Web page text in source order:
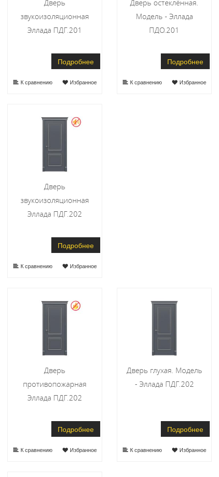
Дверь
звукоизоляционная
Эллада ПДГ.201
Подробнее
К сравнению Избранное
Дверь остеклённая.
Модель - Эллада
ПДО.201
Подробнее
К сравнению Избранное
Дверь
звукоизоляционная
Эллада ПДГ.202
Подробнее
К сравнению Избранное
Дверь
противопожарная
Эллада ПДГ.202
Подробнее
К сравнению Избранное
Дверь глухая. Модель
- Эллада ПДГ.202
Подробнее
К сравнению Избранное